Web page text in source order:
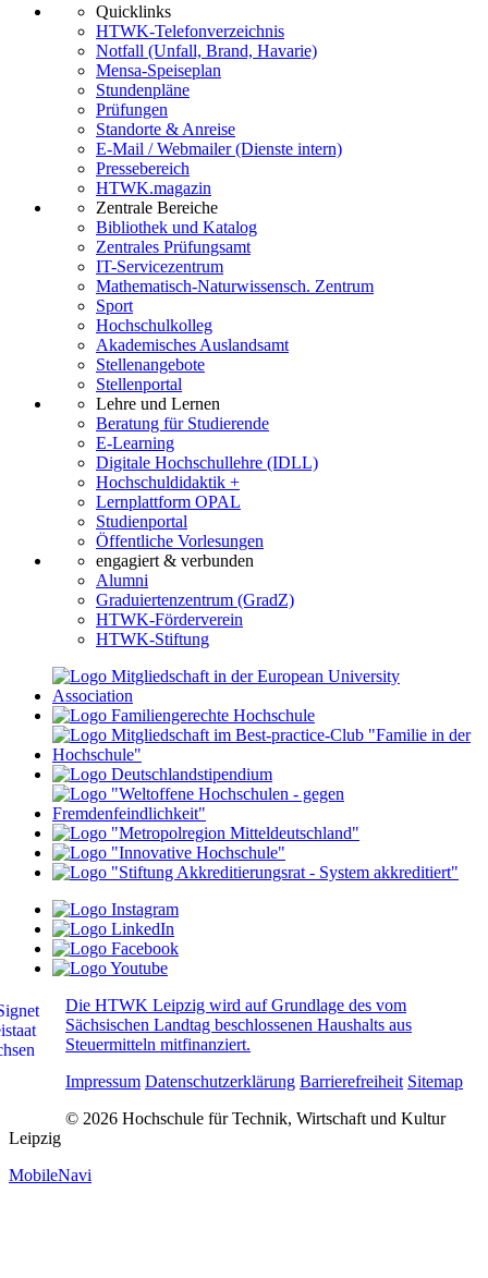
Quicklinks
HTWK-Telefonverzeichnis
Notfall (Unfall, Brand, Havarie)
Mensa-Speiseplan
Stundenpläne
Prüfungen
Standorte & Anreise
E-Mail / Webmailer (Dienste intern)
Pressebereich
HTWK.magazin
Zentrale Bereiche
Bibliothek und Katalog
Zentrales Prüfungsamt
IT-Servicezentrum
Mathematisch-Naturwissensch. Zentrum
Sport
Hochschulkolleg
Akademisches Auslandsamt
Stellenangebote
Stellenportal
Lehre und Lernen
Beratung für Studierende
E-Learning
Digitale Hochschullehre (IDLL)
Hochschuldidaktik +
Lernplattform OPAL
Studienportal
Öffentliche Vorlesungen
engagiert & verbunden
Alumni
Graduiertenzentrum (GradZ)
HTWK-Förderverein
HTWK-Stiftung
Die HTWK Leipzig wird auf Grundlage des vom
Sächsischen Landtag beschlossenen Haushalts aus
Steuermitteln mitfinanziert.
Impressum Datenschutzerklärung Barrierefreiheit Sitemap
© 2026 Hochschule für Technik, Wirtschaft und Kultur
Leipzig
MobileNavi